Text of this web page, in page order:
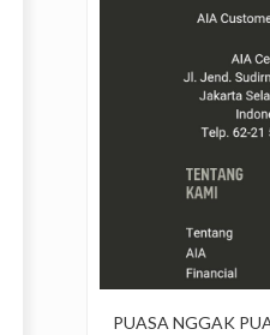
PUASA NGGAK